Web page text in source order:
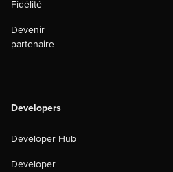
Fidélité
Devenir
partenaire
Developers
Developer Hub
Developer